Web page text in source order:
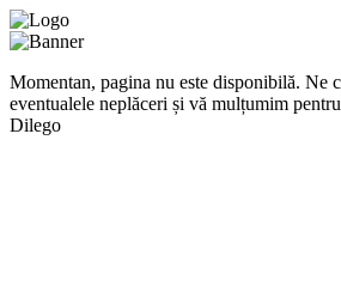
Momentan, pagina nu este disponibilă. Ne
eventualele neplăceri și vă mulțumim
Dilego